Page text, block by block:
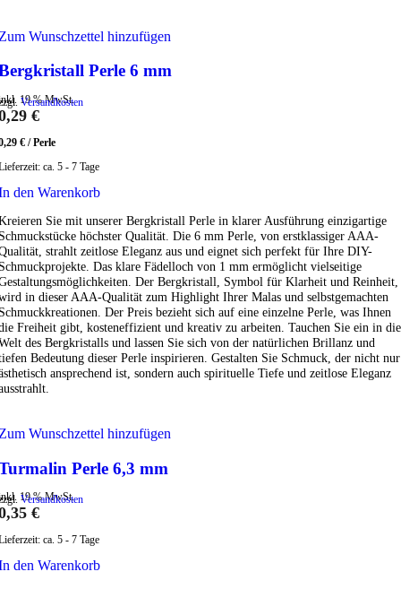
Wunschzettel hinzufügen
Perle 6 mm
19 % MwSt.
Versandkosten
€
€ /Perle
ca. 5 - 7 Tage
den Warenkorb
Sie mit unserer Bergkristall Perle in klarer Ausführung einzigartige
höchster Qualität. Die 6 mm Perle, von erstklassiger AAA-
strahlt zeitlose Eleganz aus und eignet sich perfekt für Ihre DIY-
Das klare Fädelloch von 1 mm ermöglicht vielseitige
Der Bergkristall, Symbol für Klarheit und Reinheit,
in dieser AAA-Qualität zum Highlight Ihrer Malas und selbstgemachten
Der Preis bezieht sich auf eine einzelne Perle, was Ihnen
Freiheit gibt, kosteneffizient und kreativ zu arbeiten. Tauchen Sie ein in die
des Bergkristalls und lassen Sie sich von der natürlichen Brillanz und
Bedeutung dieser Perle inspirieren. Gestalten Sie Schmuck, der nicht nur
ansprechend ist, sondern auch spirituelle Tiefe und zeitlose Eleganz
Wunschzettel hinzufügen
Perle 6,3 mm
19 % MwSt.
Versandkosten
€
ca. 5 - 7 Tage
den Warenkorb